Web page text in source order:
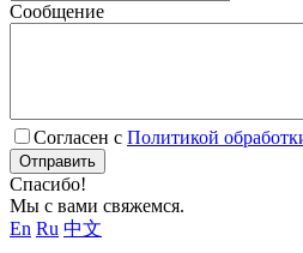
Сообщение
Согласен с Политикой
Отправить
Спасибо!
Мы с вами свяжемся.
En Ru 中文